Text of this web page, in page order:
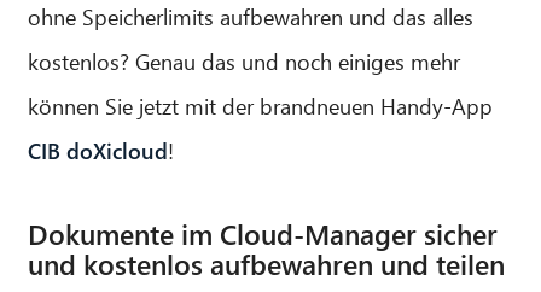
ohne Speicherlimits aufbewahren und das alles
kostenlos? Genau das und noch einiges mehr
können Sie jetzt mit der brandneuen Handy-App
CIB doXicloud!
Dokumente im Cloud-Manager sicher
und kostenlos aufbewahren und teilen